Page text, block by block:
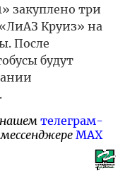
закуплено три
Круиз» на
После
будут
телеграм-
MAX